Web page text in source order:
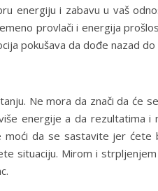
energiju i zabavu u vaš
provlači i energija
pokušava da dođe nazad
Ne mora da znači da će
energije a da rezultatima i
moći da se sastavite jer
situaciju. Mirom i